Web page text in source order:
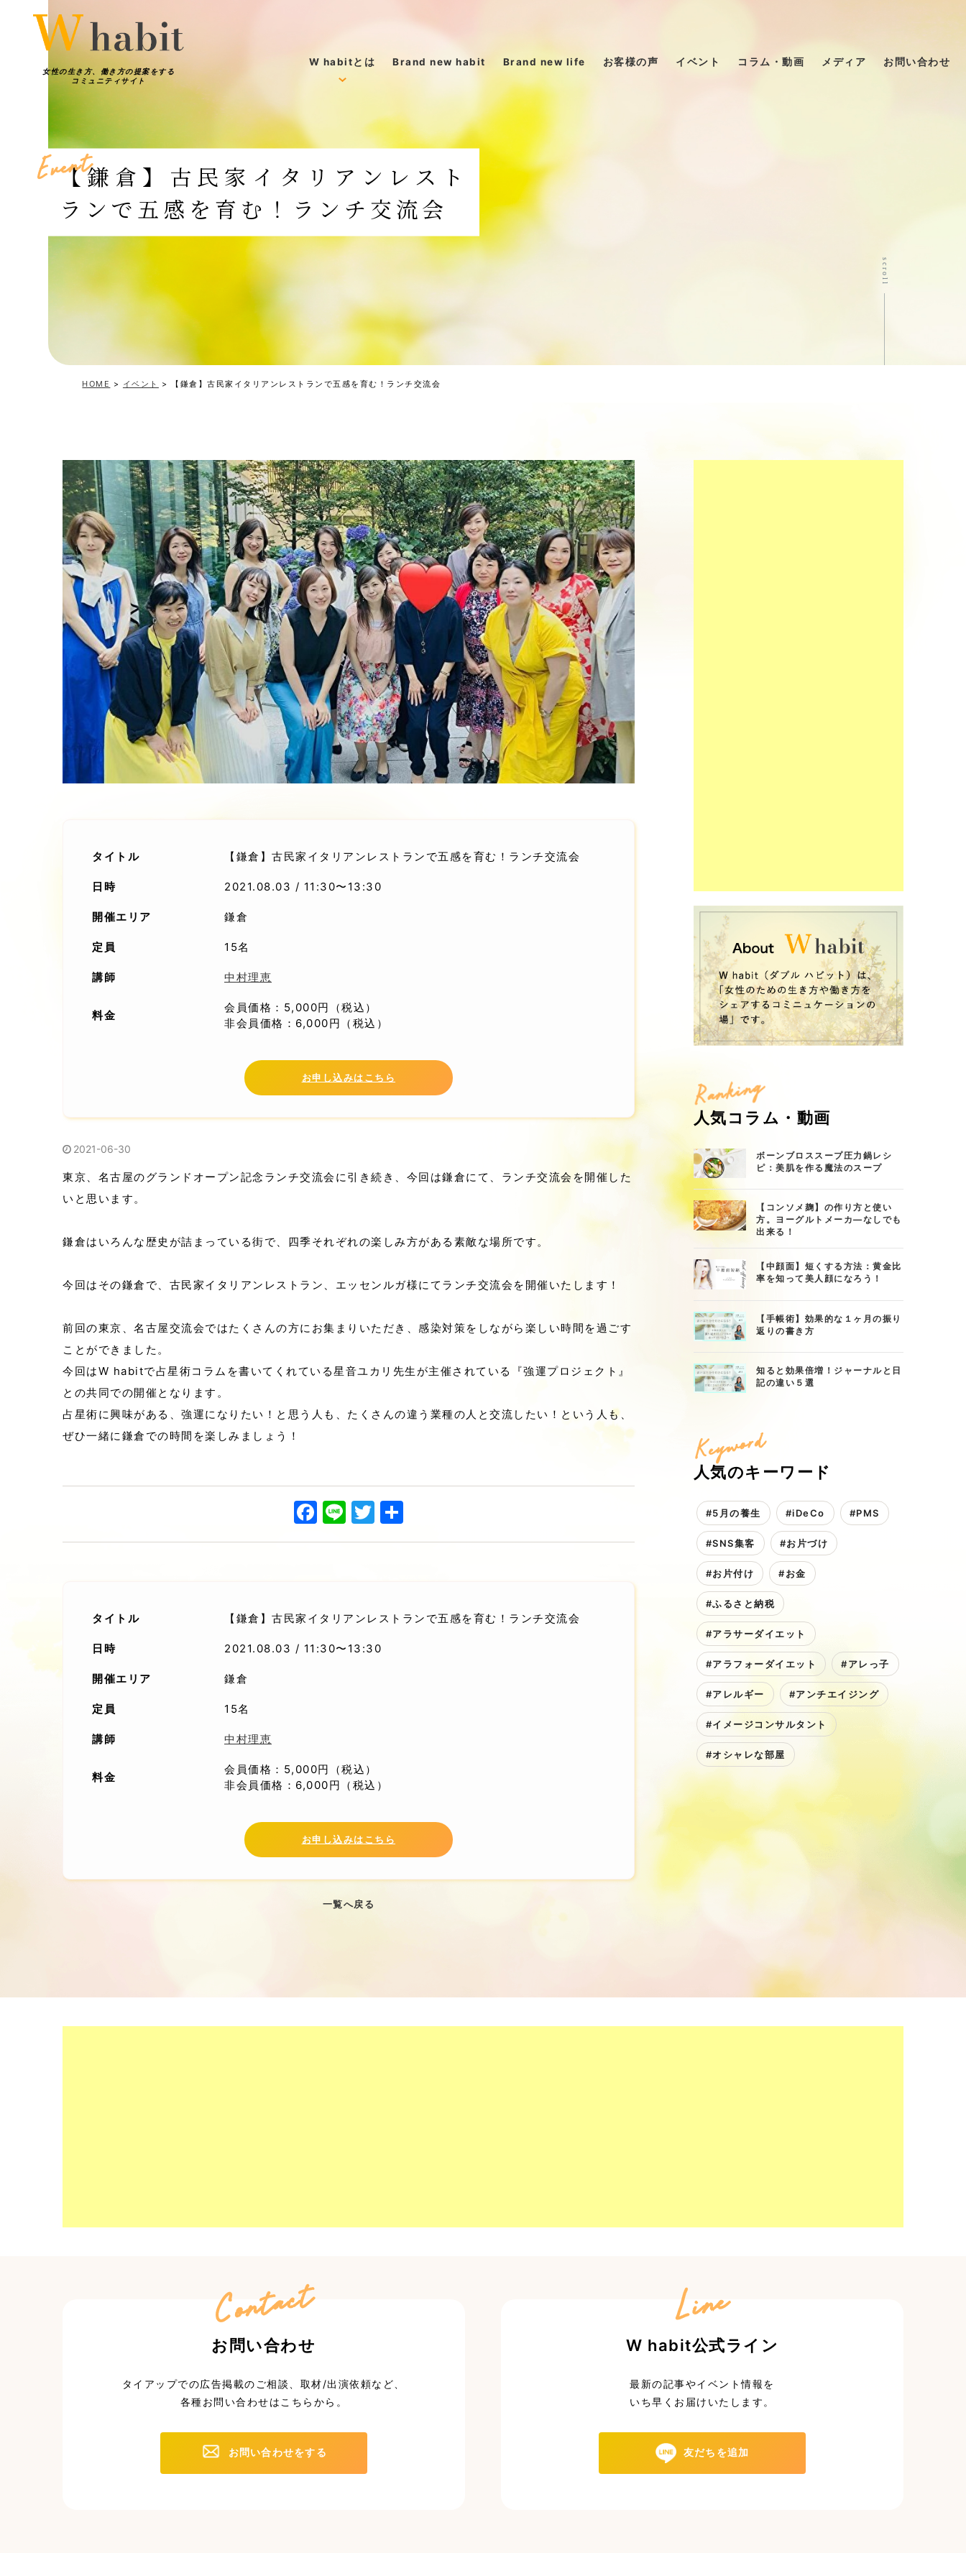
女性の生き方、働き方の提案をする
コミュニティサイト
W habitとは
働き方を変えた人たち
輝く女性からのメッセージ
Brand new habit Brand new life お客様の声 イベント コラム・動画 メディア お問い合わせ
Event
【鎌倉】古民家イタリアンレスト
ランで五感を育む！ランチ交流会
scroll
HOME > イベント > 【鎌倉】古民家イタリアンレストランで五感を育む！ランチ交流会
タイトル 【鎌倉】古民家イタリアンレストランで五感を育む！ランチ交流会
日時 2021.08.03 / 11:30〜13:30
開催エリア 鎌倉
定員 15名
講師 中村理恵
料金
会員価格：5,000円（税込）
非会員価格：6,000円（税込）
お申し込みはこちら
2021-06-30
東京、名古屋のグランドオープン記念ランチ交流会に引き続き、今回は鎌倉にて、ランチ交流会を開催した
いと思います。
鎌倉はいろんな歴史が詰まっている街で、四季それぞれの楽しみ方がある素敵な場所です。
今回はその鎌倉で、古民家イタリアンレストラン、エッセンルガ様にてランチ交流会を開催いたします！
前回の東京、名古屋交流会ではたくさんの方にお集まりいただき、感染対策をしながら楽しい時間を過ごす
ことができました。
今回はW habitで占星術コラムを書いてくれている星音ユカリ先生が主催されている『強運プロジェクト』
との共同での開催となります。
占星術に興味がある、強運になりたい！と思う人も、たくさんの違う業種の人と交流したい！という人も、
ぜひ一緒に鎌倉での時間を楽しみましょう！
Facebook
LineTwitter
共
有
タイトル 【鎌倉】古民家イタリアンレストランで五感を育む！ランチ交流会
日時 2021.08.03 / 11:30〜13:30
開催エリア 鎌倉
定員 15名
講師 中村理恵
料金
会員価格：5,000円（税込）
非会員価格：6,000円（税込）
お申し込みはこちら
一覧へ戻る
Ranking
人気コラム・動画
ボーンブロススープ圧力鍋レシ
ピ：美肌を作る魔法のスープ
【コンソメ麹】の作り方と使い
方。ヨーグルトメーカ―なしでも
出来る！
【中顔面】短くする方法：黄金比
率を知って美人顔になろう！
【手帳術】効果的な１ヶ月の振り
返りの書き方
知ると効果倍増！ジャーナルと日
記の違い５選
Keyword
人気のキーワード
#5月の養生 #iDeCo #PMS
#SNS集客 #お片づけ
#お片付け #お金
#ふるさと納税
#アラサーダイエット
#アラフォーダイエット #アレっ子
#アレルギー #アンチエイジング
#イメージコンサルタント
#オシャレな部屋
お問い合わせ
Contact
タイアップでの広告掲載のご相談、取材/出演依頼など、
各種お問い合わせはこちらから。
お問い合わせをする
W habit公式ライン
Line
最新の記事やイベント情報を
いち早くお届けいたします。
友だちを追加